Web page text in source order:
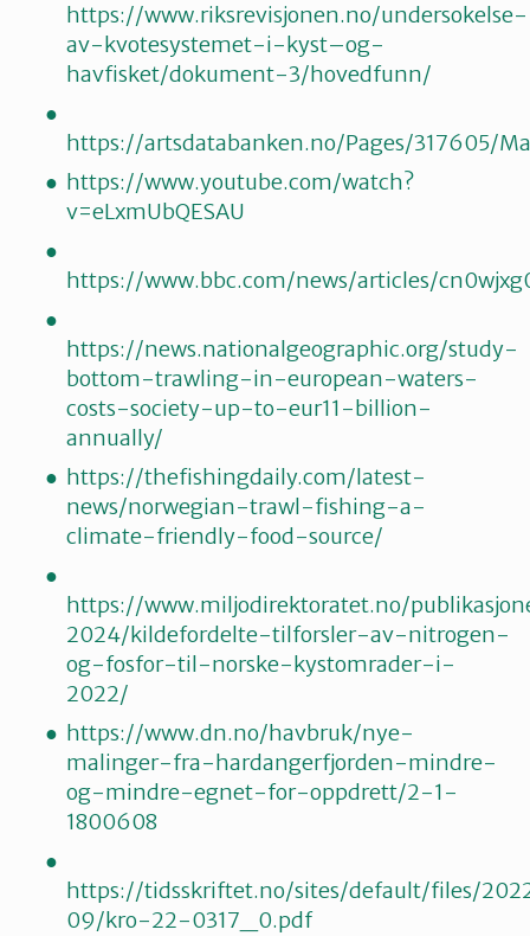
https://www.riksrevisjonen.no/undersokelse-
av-kvotesystemet-i-kyst–og-
havfisket/dokument-3/hovedfunn/
https://artsdatabanken.no/Pages/317605/
https://www.youtube.com/watch?
v=eLxmUbQESAU
https://www.bbc.com/news/articles/
https://news.nationalgeographic.org/study-
bottom-trawling-in-european-waters-
costs-society-up-to-eur11-billion-
annually/
https://thefishingdaily.com/latest-
news/norwegian-trawl-fishing-a-
climate-friendly-food-source/
https://www.miljodirektoratet.no/
2024/kildefordelte-tilforsler-av-nitrogen-
og-fosfor-til-norske-kystomrader-i-
2022/
https://www.dn.no/havbruk/nye-
malinger-fra-hardangerfjorden-mindre-
og-mindre-egnet-for-oppdrett/2-1-
1800608
https://tidsskriftet.no/sites/default/files/
09/kro-22-0317_0.pdf